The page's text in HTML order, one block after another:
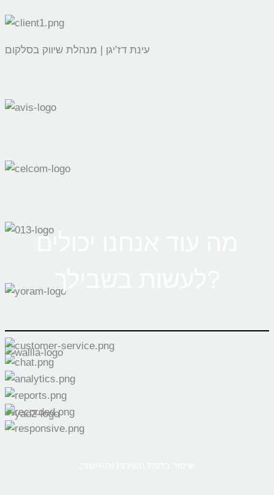
עינת דז’יגן | מנהלת שיווק בסלקום
מה עוד אנחנו יכולים